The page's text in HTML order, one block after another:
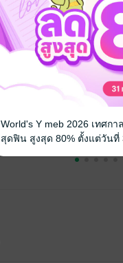
World's Y meb 2026 เทศก
สุดฟิน สูงสุด 80% ตั้งแต่วันที่